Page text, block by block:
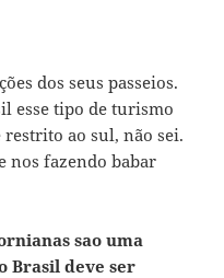
dos seus passeios.
esse tipo de turismo
ao sul, não sei.
nos fazendo babar
sao uma
Brasil deve ser